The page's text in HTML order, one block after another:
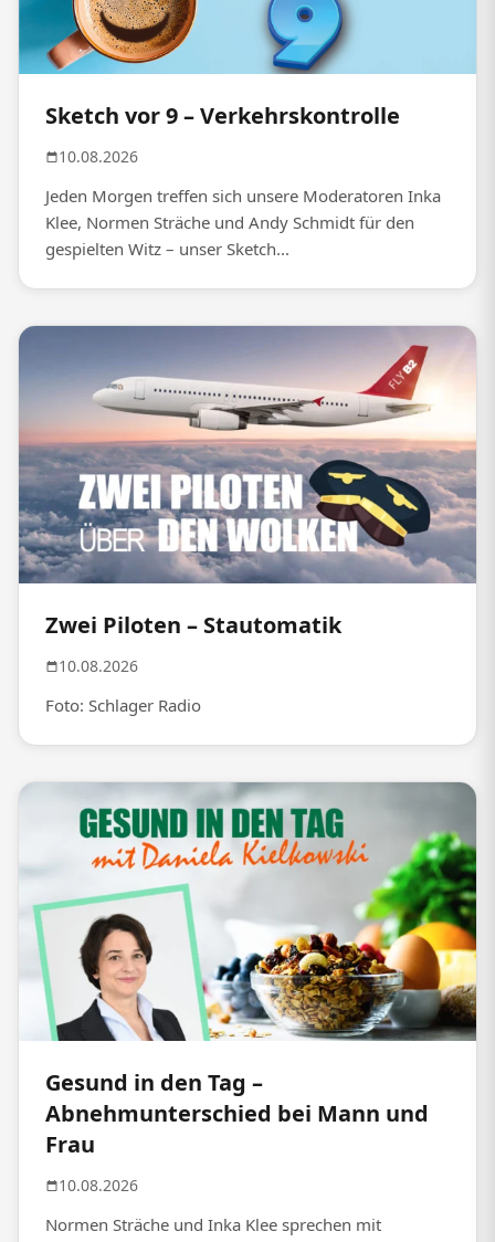
Sketch vor 9 – Verkehrskontrolle
10.08.2026
Jeden Morgen treffen sich unsere Moderatoren Inka
Klee, Normen Sträche und Andy Schmidt für den
gespielten Witz – unser Sketch...
Zwei Piloten – Stautomatik
10.08.2026
Foto: Schlager Radio
Gesund in den Tag –
Abnehmunterschied bei Mann und
Frau
10.08.2026
Normen Sträche und Inka Klee sprechen mit